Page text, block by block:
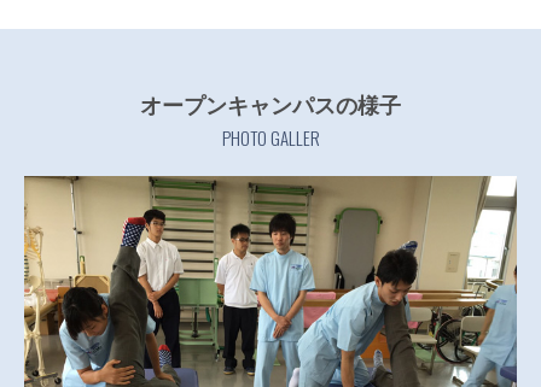
オープンキャンパスの様子
PHOTO GALLER